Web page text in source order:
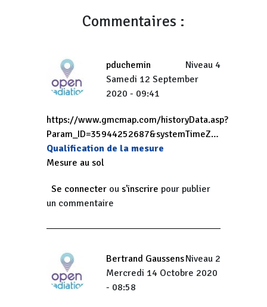
Commentaires :
pduchemin
Niveau 4
Samedi 12 September
2020 - 09:41
https://www.gmcmap.com/historyData.asp?
Param_ID=35944252687&systemTimeZ…
Qualification de la mesure
Mesure au sol
Se connecter ou s'inscrire pour publier
un commentaire
Bertrand GaussensNiveau 2
Mercredi 14 Octobre 2020
- 08:58